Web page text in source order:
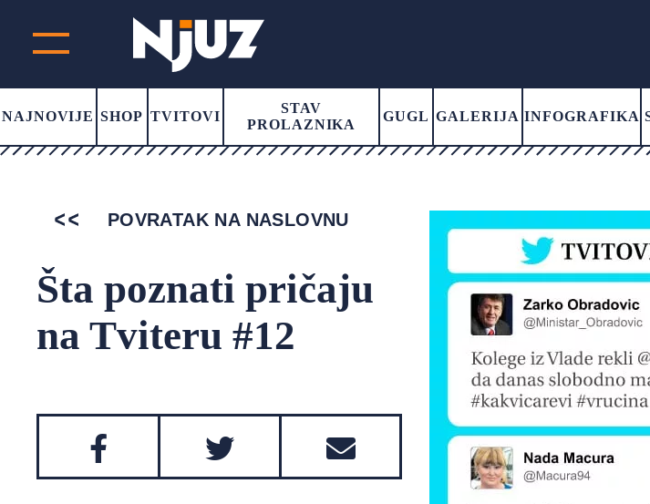
NAJNOVIJE SHOP TVITOVI
STAV
PROLAZNIKA
GUGL GALERIJA INFOGRAFIKA
POVRATAK NA NASLOVNU
Šta poznati pričaju
na Tviteru #12